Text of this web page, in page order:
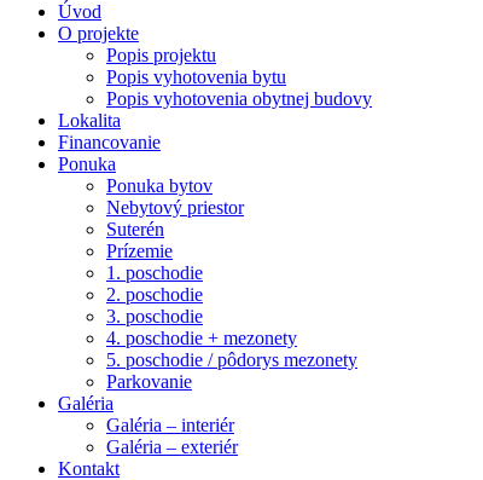
Úvod
O projekte
Popis projektu
Popis vyhotovenia bytu
Popis vyhotovenia obytnej budovy
Lokalita
Financovanie
Ponuka
Ponuka bytov
Nebytový priestor
Suterén
Prízemie
1. poschodie
2. poschodie
3. poschodie
4. poschodie + mezonety
5. poschodie / pôdorys mezonety
Parkovanie
Galéria
Galéria – interiér
Galéria – exteriér
Kontakt